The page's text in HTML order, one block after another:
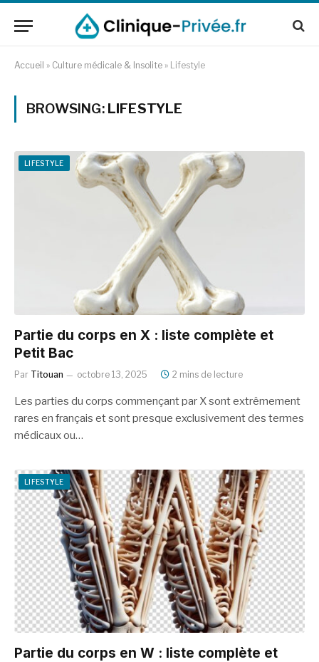
Accueil » Culture médicale & Insolite » Lifestyle
BROWSING: LIFESTYLE
LIFESTYLE
Partie du corps en X : liste complète et
Petit Bac
Par Titouan octobre 13, 2025 2 mins de lecture
Les parties du corps commençant par X sont extrêmement
rares en français et sont presque exclusivement des termes
médicaux ou…
LIFESTYLE
Partie du corps en W : liste complète et